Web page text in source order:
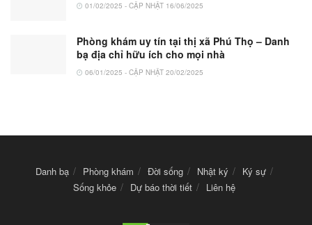
01/02/2025 - CẬP NHẬT 16/06/2025
Phòng khám uy tín tại thị xã Phú Thọ – Danh
bạ địa chỉ hữu ích cho mọi nhà
06/01/2025 - CẬP NHẬT 20/02/2025
Danh bạ Phòng khám Đời sống Nhật ký
Ký sự
Sống khỏe
Dự báo thời tiết Liên hệ